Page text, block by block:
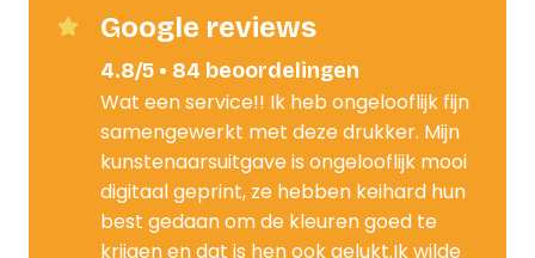
Google reviews
4.8/5 • 84 beoordelingen
Wat een service!! Ik heb ongelooflijk fijn
samengewerkt met deze drukker. Mijn
kunstenaarsuitgave is ongelooflijk mooi
digitaal geprint, ze hebben keihard hun
best gedaan om de kleuren goed te
krijgen en dat is hen ook gelukt.Ik wilde